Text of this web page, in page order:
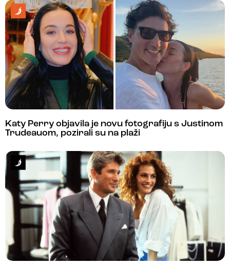
Katy Perry objavila je novu fotografiju s Justinom
Trudeauom, pozirali su na plaži